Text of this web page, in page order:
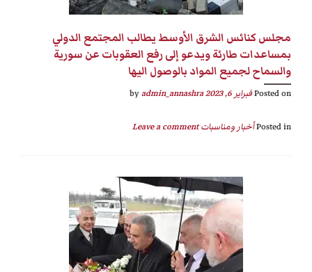
مجلس كنائس الشرق الأوسط يطالب المجتمع الدولي
بمساعدات طارئة ويدعو إلى رفع العقوبات عن سورية
والسماح لجميع المواد بالوصول اليها
Posted onفبراير 6, 2023 by
admin_annashra
Posted inأخبار ومناسبات Leave a comment